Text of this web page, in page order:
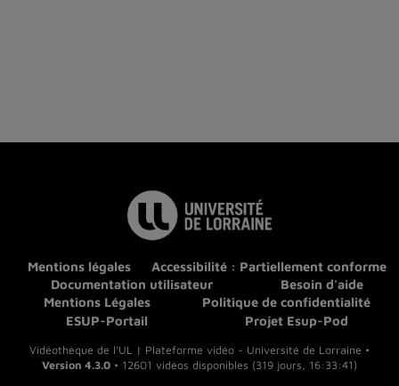
Mentions légales
Accessibilité : Partiellement conforme
Documentation utilisateur
Besoin d'aide
Mentions Légales
Politique de confidentialité
ESUP-Portail
Projet Esup-Pod
Vidéothèque de l'UL | Plateforme vidéo - Université de Lorraine •
Version 4.3.0 • 12601 vidéos disponibles (319 jours, 16:33:41)